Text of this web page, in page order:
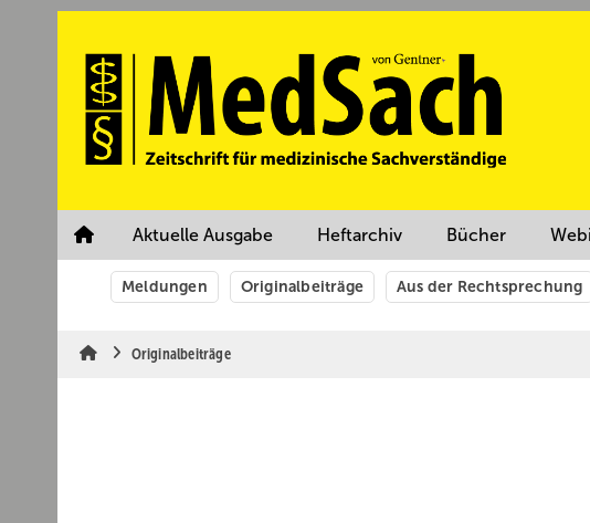
Aktuelle Ausgabe Heftarchiv Bücher
Meldungen Originalbeiträge Aus der Rechtsprechung
Originalbeiträge